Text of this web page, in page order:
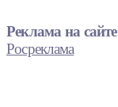
Реклама на сайте
Росреклама